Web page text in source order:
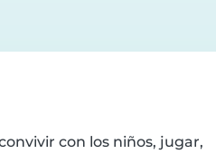
con los niños, jugar,